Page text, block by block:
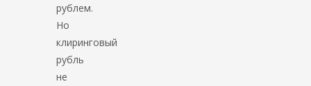
рублем.
Но
клиринговый
рубль
не